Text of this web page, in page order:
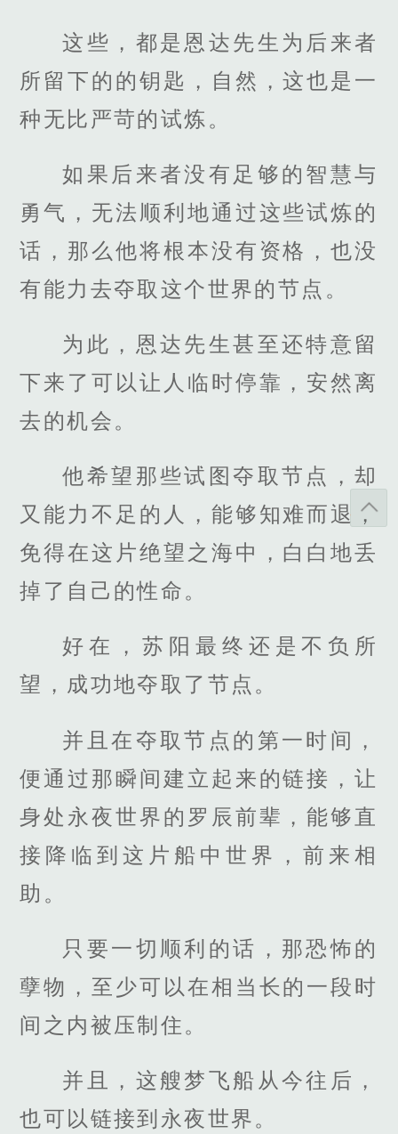
这些，都是恩达先生为后来者
所留下的的钥匙，自然，这也是一
种无比严苛的试炼。
如果后来者没有足够的智慧与
勇气，无法顺利地通过这些试炼的
话，那么他将根本没有资格，也没
有能力去夺取这个世界的节点。
为此，恩达先生甚至还特意留
下来了可以让人临时停靠，安然离
去的机会。
他希望那些试图夺取节点，却
又能力不足的人，能够知难而退，
免得在这片绝望之海中，白白地丢
掉了自己的性命。
好在，苏阳最终还是不负所
望，成功地夺取了节点。
并且在夺取节点的第一时间，
便通过那瞬间建立起来的链接，让
身处永夜世界的罗辰前辈，能够直
接降临到这片船中世界，前来相
助。
只要一切顺利的话，那恐怖的
孽物，至少可以在相当长的一段时
间之内被压制住。
并且，这艘梦飞船从今往后，
也可以链接到永夜世界。